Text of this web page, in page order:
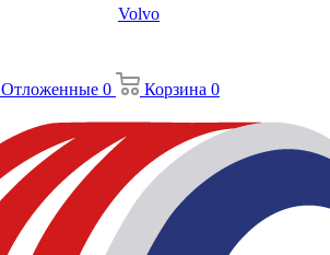
Volvo
Отложенные 0 Корзина 0